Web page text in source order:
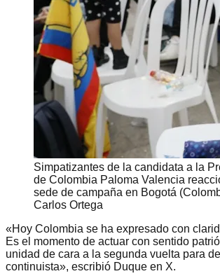
Simpatizantes de la candidata a la
de Colombia Paloma Valencia
sede de campaña en Bogotá
Carlos Ortega
«Hoy Colombia se ha expresado con
Es el momento de actuar con sentido
unidad de cara a la segunda vuelta para
continuista», escribió Duque en X.